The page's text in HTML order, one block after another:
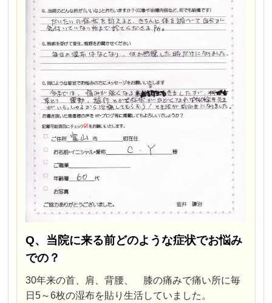
Q、当院に来る前どのような症状でお悩み
での？
30年来の首、肩、背腰、 膝の痛みで痛い所に毎
日5～6枚の湿布を貼り生活していました。